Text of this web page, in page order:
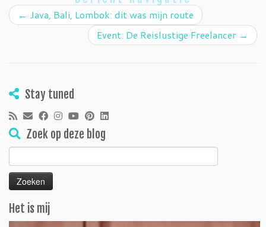
← Java, Bali, Lombok: dit was mijn route
Event: De Reislustige Freelancer →
Stay tuned
Zoek op deze blog
naar:
Het is mij